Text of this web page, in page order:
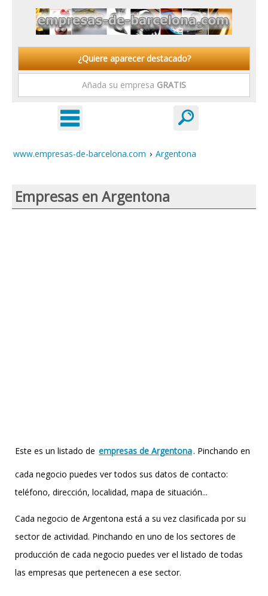
¿Quiere aparecer destacado?
Añada su empresa GRATIS
www.empresas-de-barcelona.com › Argentona
Empresas en Argentona
Este es un listado de empresas de Argentona. Pinchando en
cada negocio puedes ver todos sus datos de contacto:
teléfono, dirección, localidad, mapa de situación...
Cada negocio de Argentona está a su vez clasificada por su
sector de actividad. Pinchando en uno de los sectores de
producción de cada negocio puedes ver el listado de todas
las empresas que pertenecen a ese sector.